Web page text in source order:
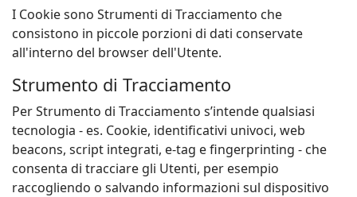
I Cookie sono Strumenti di Tracciamento che
consistono in piccole porzioni di dati conservate
all'interno del browser dell'Utente.
Strumento di Tracciamento
Per Strumento di Tracciamento s’intende qualsiasi
tecnologia - es. Cookie, identificativi univoci, web
beacons, script integrati, e-tag e fingerprinting - che
consenta di tracciare gli Utenti, per esempio
raccogliendo o salvando informazioni sul dispositivo